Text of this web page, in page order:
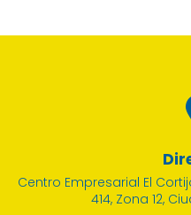
Centro Empresarial El
414, Zona 12,